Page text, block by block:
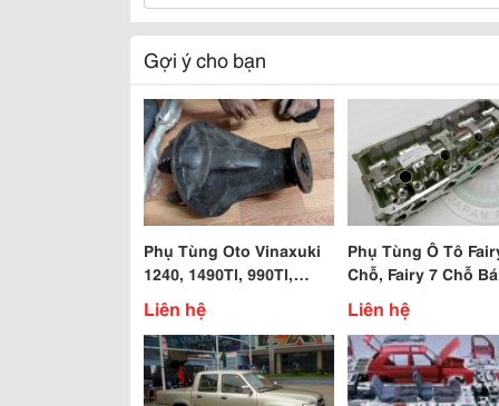
Gợi ý cho bạn
Phụ Tùng Oto Vinaxuki
1240, 1490Tl, 990Tl,
3500Tl, 1021, 1022,
1990Ba, 4500Tl
Liên hệ
Phụ Tùng Ô Tô
Chỗ, Fairy 7 Chỗ
- Pickup Cac Loại
Vinaxuki
Liên hệ